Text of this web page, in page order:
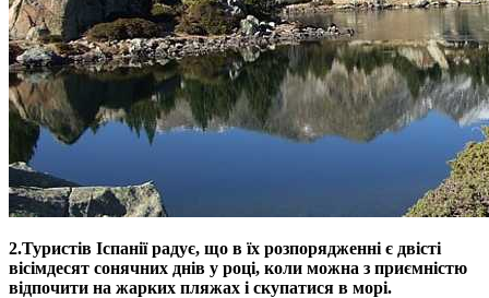
2.Туристів Іспанії радує, що в їх розпорядженні є двісті
вісімдесят сонячних днів у році, коли можна з приємністю
відпочити на жарких пляжах і скупатися в морі.